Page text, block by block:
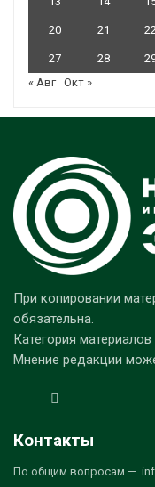
20 21
27 28
« Авг Окт »
При копировании
обязательна.
Категория материалов
Мнение редакции
Контакты
По общим вопросам —